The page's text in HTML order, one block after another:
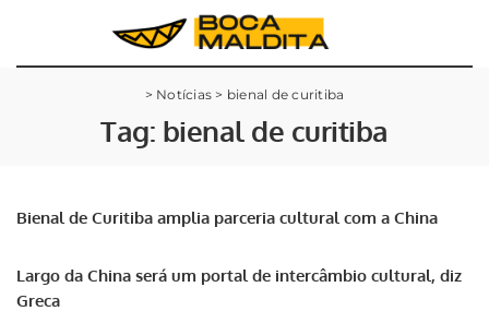
> Notícias > bienal de curitiba
Tag: bienal de curitiba
Bienal de Curitiba amplia parceria cultural com a China
Largo da China será um portal de intercâmbio cultural, diz
Greca